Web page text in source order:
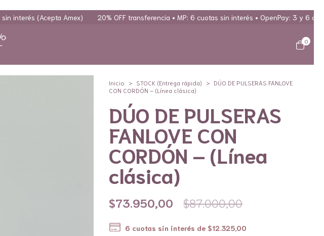
20% OFF transferencia • MP: 6 cuotas sin interés • OpenPay: 3 y 6 cuotas sin interés (Acepta
0
Inicio > STOCK (Entrega rápida) > DÚO DE PULSERAS FANLOVE
CON CORDÓN – (Línea clásica)
DÚO DE PULSERAS
FANLOVE CON
CORDÓN – (Línea
clásica)
$73.950,00 $87.000,00
6 cuotas sin interés de $12.325,00